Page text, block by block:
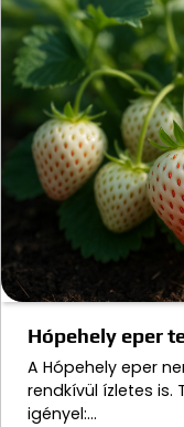
Hópehely eper
A Hópehely eper
rendkívül ízletes
igényel:…